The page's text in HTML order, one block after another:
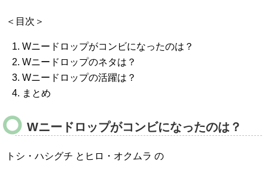
＜目次＞
Wニードロップがコンビになったのは？
Wニードロップのネタは？
Wニードロップの活躍は？
まとめ
Wニードロップがコンビになったのは？
トシ・ハシグチ とヒロ・オクムラ の